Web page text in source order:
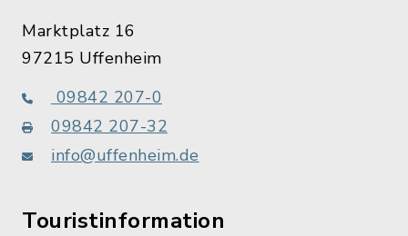
Marktplatz 16
97215 Uffenheim
09842 207-0
09842 207-32
info@uffenheim.de
Touristinformation